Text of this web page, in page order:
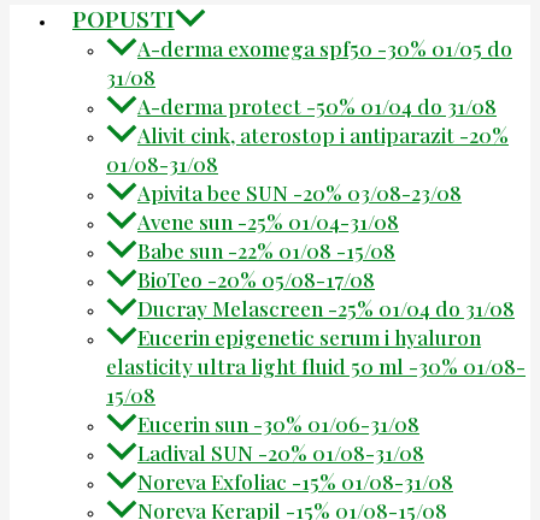
POPUSTI
A-derma exomega spf50 -30% 01/05 do
31/08
A-derma protect -50% 01/04 do 31/08
Alivit cink, aterostop i antiparazit -20%
01/08-31/08
Apivita bee SUN -20% 03/08-23/08
Avene sun -25% 01/04-31/08
Babe sun -22% 01/08 -15/08
BioTeo -20% 05/08-17/08
Ducray Melascreen -25% 01/04 do 31/08
Eucerin epigenetic serum i hyaluron
elasticity ultra light fluid 50 ml -30% 01/08-
15/08
Eucerin sun -30% 01/06-31/08
Ladival SUN -20% 01/08-31/08
Noreva Exfoliac -15% 01/08-31/08
Noreva Kerapil -15% 01/08-15/08